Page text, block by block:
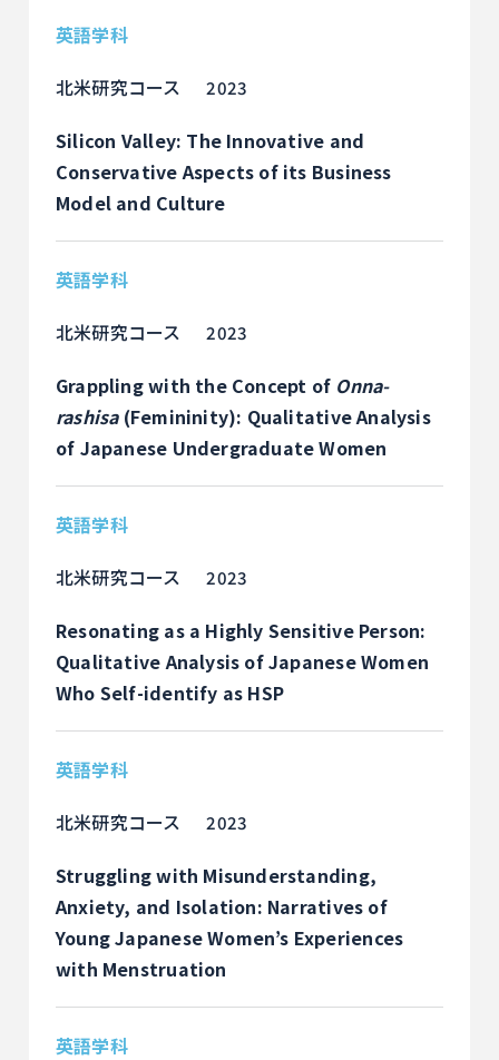
英語学科
北米研究コース
2023
Silicon Valley: The Innovative and
Conservative Aspects of its Business
Model and Culture
英語学科
北米研究コース
2023
Grappling with the Concept of Onna-
rashisa(Femininity): Qualitative Analysis
of Japanese Undergraduate Women
英語学科
北米研究コース
2023
Resonating as a Highly Sensitive Person:
Qualitative Analysis of Japanese Women
Who Self-identify as HSP
英語学科
北米研究コース
2023
Struggling with Misunderstanding,
Anxiety, and Isolation: Narratives of
Young Japanese Women’s Experiences
with Menstruation
英語学科